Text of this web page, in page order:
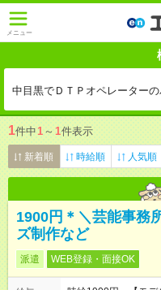
メニュー
中目黒でＤＴＰオペレーター
1件中1 ～ 1件表示
新着順 時給順 人気順
1900円＊＼芸能事務
ズ制作など
派遣 WEB登録・面接OK